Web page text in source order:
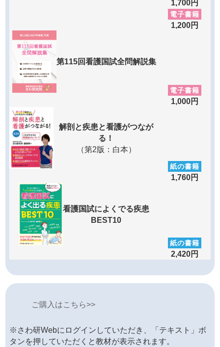
1,700円
電子書籍
1,200円
第115回看護国試全問解説集
電子書籍
1,000円
解剖と疾患と看護がつなが
る！
（第2版：白本）
紙の書籍
1,760円
看護国試によくでる疾患
BEST10
紙の書籍
2,420円
ご購入はこちら>>
※さわ研Webにログインしていただき、「テキスト」ボ
タンを押していただくと教材が表示されます。